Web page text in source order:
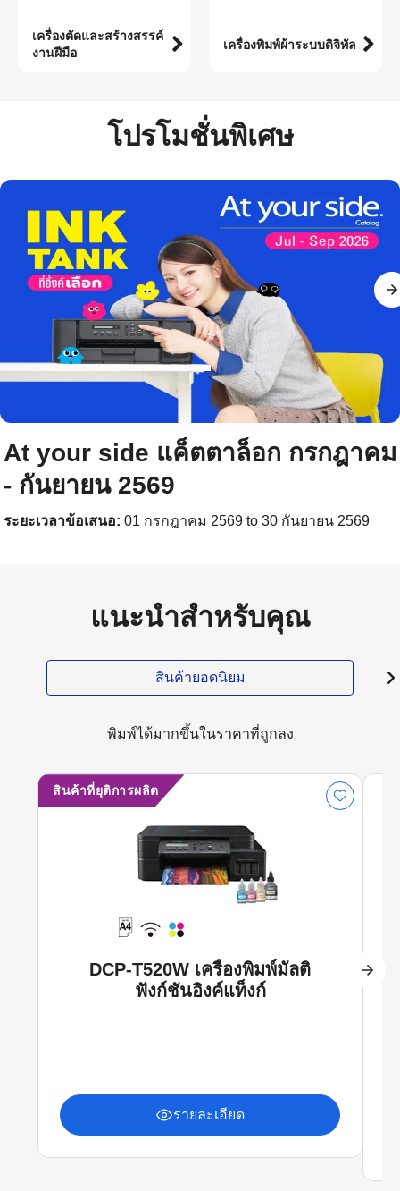
เครื่องตัดและสร้างสรรค์
งานฝีมือ
เครื่องพิมพ์ผ้าระบบดิจิทัล
โปรโมชั่นพิเศษ
At your side แค็ตตาล็อก กรกฎาคม
- กันยายน 2569
ระยะเวลาข้อเสนอ: 01 กรกฎาคม 2569 to 30 กันยายน 2569
แนะนำสำหรับคุณ
สินค้ายอดนิยม
พิมพ์ได้มากขึ้นในราคาที่ถูกลง
สินค้าที่ยุติการผลิต
DCP-T520W เครื่องพิมพ์มัลติ
ฟังก์ชันอิงค์แท็งก์
รายละเอียด